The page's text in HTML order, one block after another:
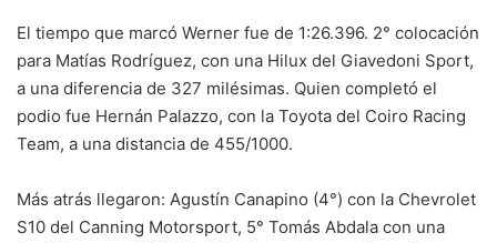
El tiempo que marcó Werner fue de 1:26.396. 2° colocación
para Matías Rodríguez, con una Hilux del Giavedoni Sport,
a una diferencia de 327 milésimas. Quien completó el
podio fue Hernán Palazzo, con la Toyota del Coiro Racing
Team, a una distancia de 455/1000.
Más atrás llegaron: Agustín Canapino (4°) con la Chevrolet
S10 del Canning Motorsport, 5° Tomás Abdala con una